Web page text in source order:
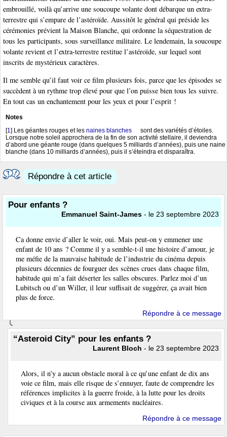
embrouillé, voilà qu’arrive une soucoupe volante dont débarque un extra-
terrestre qui s’empare de l’astéroïde. Aussitôt le général qui préside les
cérémonies prévient la Maison Blanche, qui ordonne la séquestration de
tous les participants, sous surveillance militaire. Le lendemain, la soucoupe
volante revient et l’extra-terrestre restitue l’astéroïde, sur lequel sont
inscrits de mystérieux caractères.
Il me semble qu’il faut voir ce film plusieurs fois, parce que les épisodes se
succèdent à un rythme trop élevé pour que l’on puisse bien tous les suivre.
En tout cas un enchantement pour les yeux et pour l’esprit !
Notes
[1] Les géantes rouges et les naines blanches
sont des variétés d’étoiles.
Lorsque notre soleil approchera de la fin de son activité stellaire, il deviendra
d’abord une géante rouge (dans quelques 5 milliards d’années), puis une naine
blanche (dans 10 milliards d’années), puis il s’éteindra et disparaîtra.
Répondre à cet article
Pour enfants ?
Emmanuel Saint-James - le 23 septembre 2023
Ca donne envie d’aller le voir, oui. Mais peut-on y emmener une
enfant de 10 ans ? Comme il y a semble-t-il une histoire d’amour, je
me méfie de la mauvaise habitude de l’industrie du cinéma depuis
plusieurs décennies de fourguer des scènes crues dans chaque film,
habitude qui m’a fait déserter les salles obscures. Parlez moi d’un
Lubitsch ou d’un Willer, il leur suffisait de suggérer, ça avait bien
plus de force.
Répondre à ce message
“Asteroid City” pour les enfants ?
Laurent Bloch - le 23 septembre 2023
Alors, il n’y a aucun obstacle moral à ce qu’une enfant de dix ans
voie ce film, mais elle risque de s’ennuyer, faute de comprendre les
références implicites à la guerre froide, à la lutte pour les droits
civiques et à la course aux armements nucléaires.
Répondre à ce message